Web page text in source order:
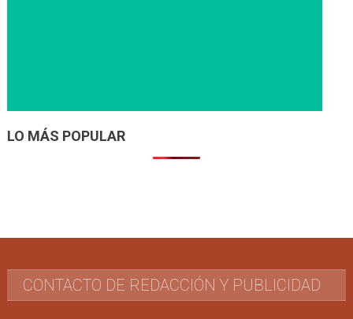
LO MÁS POPULAR
CONTACTO DE REDACCIÓN Y PUBLICIDAD